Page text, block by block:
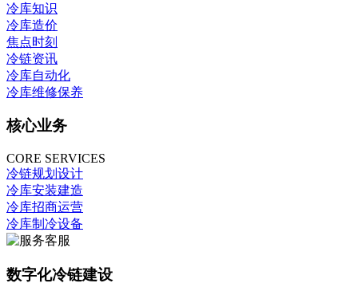
冷库知识
冷库造价
焦点时刻
冷链资讯
冷库自动化
冷库维修保养
核心业务
CORE SERVICES
冷链规划设计
冷库安装建造
冷库招商运营
冷库制冷设备
数字化冷链建设